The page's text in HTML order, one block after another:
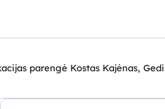
parengė Kostas Kajėnas,